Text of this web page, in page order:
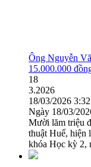
Ông Nguyễn
15.000.000
18
3.2026
18/03/2026
Ngày 18/03/
Mười lăm triệu
thuật Huế, hiện
khóa Học kỳ 2,